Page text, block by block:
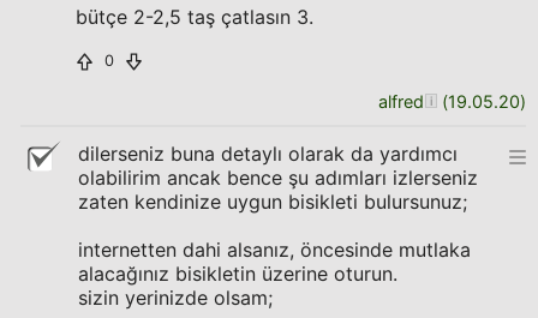
bütçe 2-2,5 taş çatlasın 3.
0
alfred (19.05.20)
dilerseniz buna detaylı olarak da yardımcı
olabilirim ancak bence şu adımları izlerseniz
zaten kendinize uygun bisikleti bulursunuz;
internetten dahi alsanız, öncesinde mutlaka
alacağınız bisikletin üzerine oturun.
sizin yerinizde olsam;